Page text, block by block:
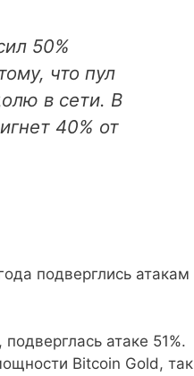
50%
что пул
в сети. В
40% от
подверглись атакам
, подверглась атаке 51%.
Bitcoin Gold, так